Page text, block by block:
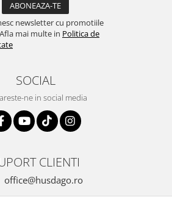
newsletter cu promotiile
mai multe in Politica de
SOCIAL
ne in social media
CLIENTI
office@husdago.ro